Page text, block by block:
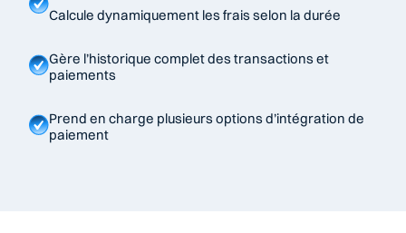
Calcule dynamiquement les frais selon la durée
Gère l’historique complet des transactions et
paiements
Prend en charge plusieurs options d’intégration de
paiement